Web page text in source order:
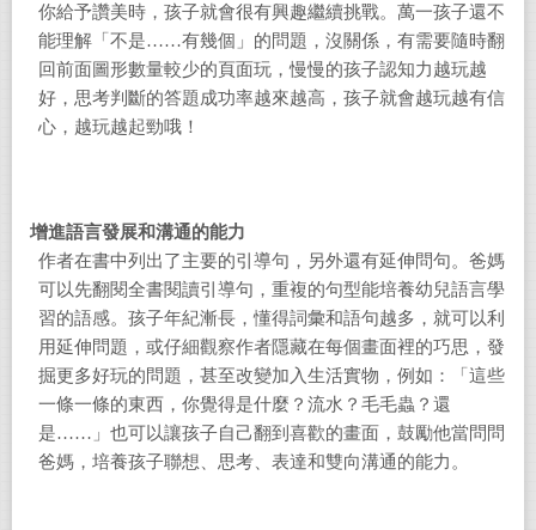
你給予讚美時，孩子就會很有興趣繼續挑戰。萬一孩子還不
能理解「不是……有幾個」的問題，沒關係，有需要隨時翻
回前面圖形數量較少的頁面玩，慢慢的孩子認知力越玩越
好，思考判斷的答題成功率越來越高，孩子就會越玩越有信
心，越玩越起勁哦！
增進語言發展和溝通的能力
作者在書中列出了主要的引導句，另外還有延伸問句。爸媽
可以先翻閱全書閱讀引導句，重複的句型能培養幼兒語言學
習的語感。孩子年紀漸長，懂得詞彙和語句越多，就可以利
用延伸問題，或仔細觀察作者隱藏在每個畫面裡的巧思，發
掘更多好玩的問題，甚至改變加入生活實物，例如：「這些
一條一條的東西，你覺得是什麼？流水？毛毛蟲？還
是……」也可以讓孩子自己翻到喜歡的畫面，鼓勵他當問問
爸媽，培養孩子聯想、思考、表達和雙向溝通的能力。